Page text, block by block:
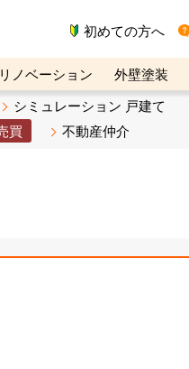
初めての方へ
リノベーション 外壁塗装
不動産売却ご相談デスク
シミュレーション 戸建て
買 不動産仲介